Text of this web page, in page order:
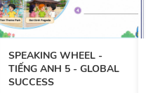
SPEAKING WHEEL -
TIẾNG ANH 5 - GLOBAL
SUCCESS